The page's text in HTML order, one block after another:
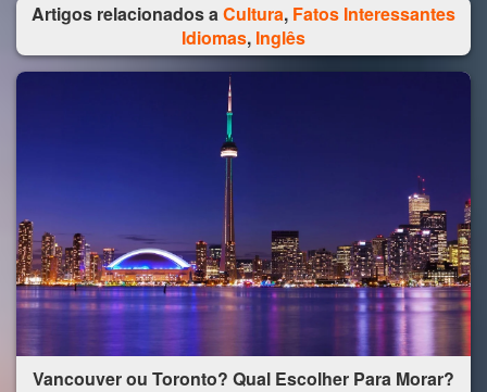
Artigos relacionados aCultura, Fatos Interessantes
Idiomas, Inglês
Vancouver ou Toronto? Qual Escolher Para Morar?